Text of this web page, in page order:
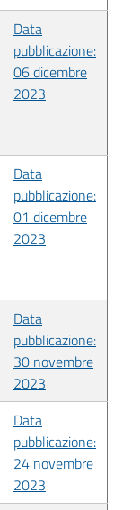
Data
pubblicazione:
06 dicembre
2023
Data
pubblicazione:
01 dicembre
2023
Data
pubblicazione:
30 novembre
2023
Data
pubblicazione:
24 novembre
2023